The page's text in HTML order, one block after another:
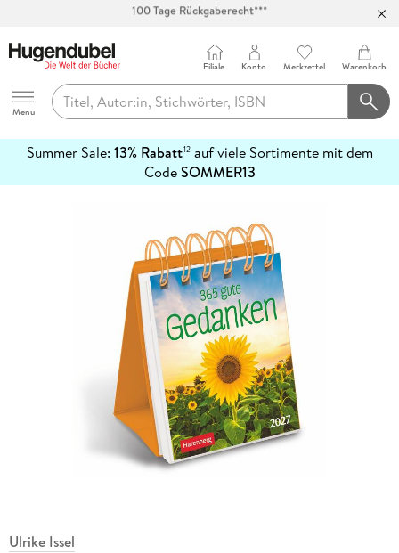
Abholung in über 100 Filialen
Hugendubel
Menu
Filiale Konto Merkzettel Warenkorb
Summer Sale: 13% Rabatt12auf viele Sortimente mit dem
CodeSOMMER13
erfahren
Ulrike Issel